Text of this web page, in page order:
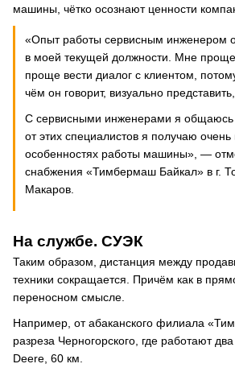
машины, чётко осознают ценности
«Опыт работы сервисным инженером
в моей текущей должности. Мне проще
проще вести диалог с клиентом,
чём он говорит, визуально
С сервисными инженерами я общаюсь
от этих специалистов я получаю
особенностях работы машины», —
снабжения «Тимбермаш Байкал» в г.
Макаров.
На службе. СУЭК
Таким образом, дистанция между
техники сокращается. Причём как в
переносном смысле.
Например, от абаканского филиала
разреза Черногорского, где работают
Deere, 60 км.